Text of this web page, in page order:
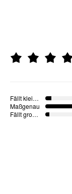
Fällt klein aus
Maßgenau
Fällt groß aus